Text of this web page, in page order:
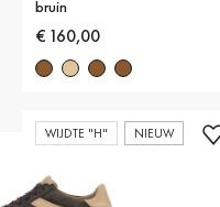
bruin
Nieuwe prijs
€ 160,00
WIJDTE "H" NIEUW